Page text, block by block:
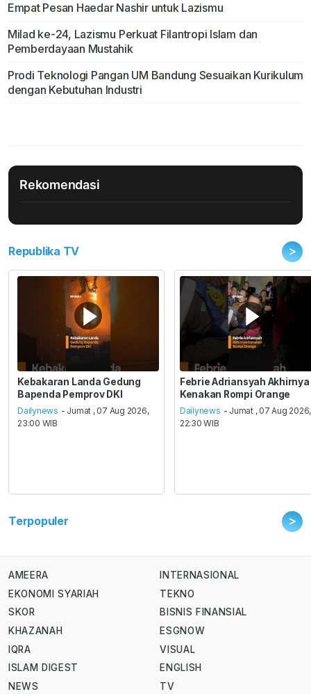
Empat Pesan Haedar Nashir untuk Lazismu
Milad ke-24, Lazismu Perkuat Filantropi Islam dan
Pemberdayaan Mustahik
Prodi Teknologi Pangan UM Bandung Sesuaikan Kurikulum
dengan Kebutuhan Industri
Rekomendasi
Republika TV >
Kebakaran Landa Gedung
Bapenda Pemprov DKI
Dailynews - Jumat , 07 Aug 2026,
23:00 WIB
Febrie Adriansyah Akhirnya
Kenakan Rompi Orange
Dailynews - Jumat , 07 Aug 2026,
22:30 WIB
Terpopuler >
AMEERA
EKONOMI SYARIAH
SKOR
KHAZANAH
IQRA
ISLAM DIGEST
NEWS
INTERNASIONAL
TEKNO
BISNIS FINANSIAL
ESGNOW
VISUAL
ENGLISH
TV